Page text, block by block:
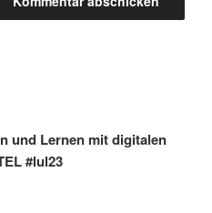
und Lernen mit digitalen
#lul23